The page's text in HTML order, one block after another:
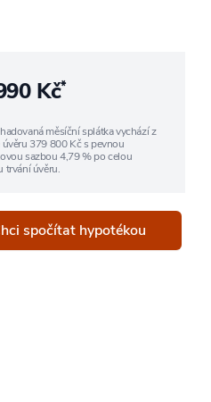
Kč*
měsíční splátka vychází z
úvěru 379 800Kč s pevnou
sazbou4,79% po celou
trvání úvěru.
spočítat hypotékou